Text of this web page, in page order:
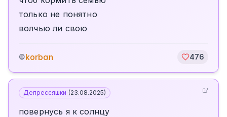
только не понятно
волчью ли свою
©korbαn 476
Депрессяшки (23.08.2025)
повернусь я к солнцу